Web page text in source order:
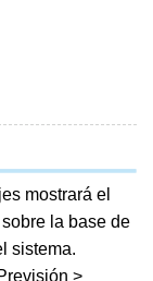
mostrará el
la base de
sistema.
>